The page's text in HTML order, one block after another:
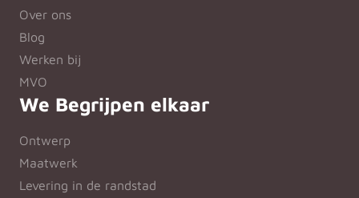
Over ons
Blog
Werken bij
MVO
We Begrijpen elkaar
Ontwerp
Maatwerk
Levering in de randstad